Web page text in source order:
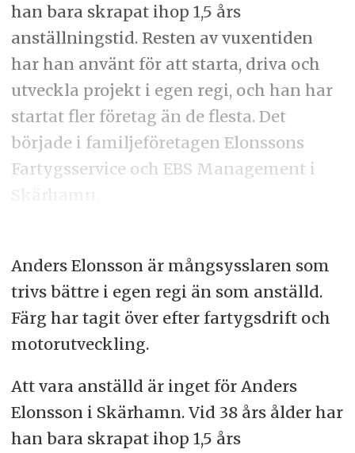
han bara skrapat ihop 1,5 års
anställningstid. Resten av vuxentiden
har han använt för att starta, driva och
utveckla projekt i egen regi, och han har
startat fler företag än de flesta. Det
började i familjeföretagen Elonssons
Fartygsservice och EBS Management i
Anders Elonsson är mångsysslaren som
trivs bättre i egen regi än som anställd.
Färg har tagit över efter fartygsdrift och
motorutveckling.
Att vara anställd är inget för Anders
Elonsson i Skärhamn. Vid 38 års ålder har
han bara skrapat ihop 1,5 års